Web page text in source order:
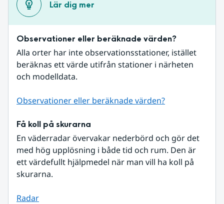
Lär dig mer
Observationer eller beräknade värden?
Alla orter har inte observationsstationer, istället
beräknas ett värde utifrån stationer i närheten
och modelldata.
Observationer eller beräknade värden?
Få koll på skurarna
En väderradar övervakar nederbörd och gör det
med hög upplösning i både tid och rum. Den är
ett värdefullt hjälpmedel när man vill ha koll på
skurarna.
Radar